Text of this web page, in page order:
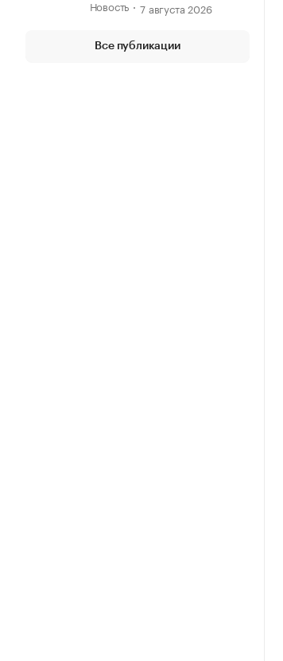
Новость
7 августа 2026
Все публикации